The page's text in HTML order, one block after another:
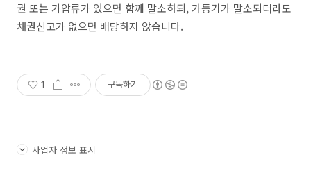
권 또는 가압류가 있으면 함께 말소하되, 가등기가 말소되더라도
채권신고가 없으면 배당하지 않습니다.
1 구독하기
사업자 정보 표시